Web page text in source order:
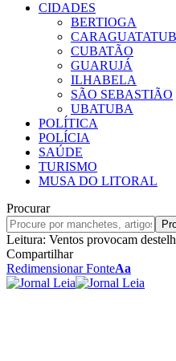
CIDADES
BERTIOGA
CUBATÃO
GUARUJÁ
ILHABELA
SÃO SEBASTIÃO
UBATUBA
POLÍTICA
POLÍCIA
SAÚDE
TURISMO
MUSA DO LITORAL
Procurar
Leitura: Ventos provocam
Compartilhar
Redimensionar FonteAa